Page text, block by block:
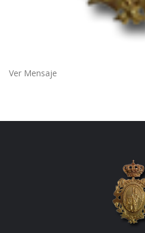
Ver Mensaje